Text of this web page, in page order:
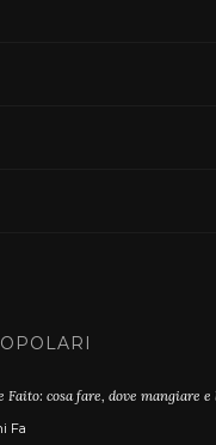
Faito: cosa fare, dove mangiare
Fa